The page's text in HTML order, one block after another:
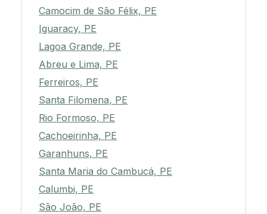
Camocim de São Félix, PE
Iguaracy, PE
Lagoa Grande, PE
Abreu e Lima, PE
Ferreiros, PE
Santa Filomena, PE
Rio Formoso, PE
Cachoeirinha, PE
Garanhuns, PE
Santa Maria do Cambucá, PE
Calumbi, PE
São João, PE